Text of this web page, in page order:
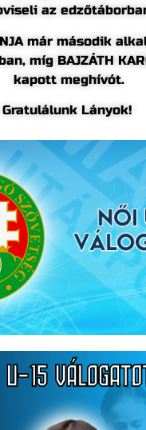
az
már második
míg BAJZÁTH
kapott meghívót.
Gratulálunk Lányok!